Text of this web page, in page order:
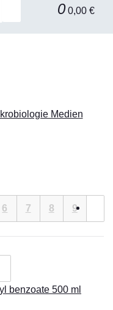
0 0,00 €
Separationstechnik
Medien
6 7 8 9